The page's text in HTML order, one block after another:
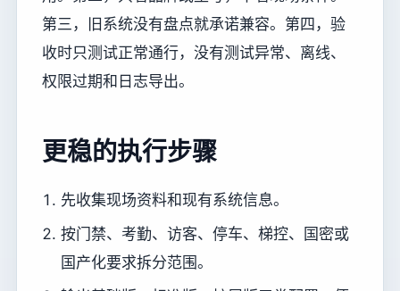
第三，旧系统没有盘点就承诺兼容。第四，验
收时只测试正常通行，没有测试异常、离线、
权限过期和日志导出。
更稳的执行步骤
先收集现场资料和现有系统信息。
按门禁、考勤、访客、停车、梯控、国密或
国产化要求拆分范围。